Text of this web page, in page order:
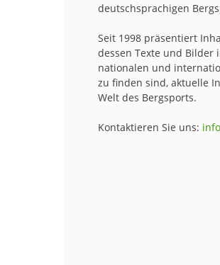
deutschsprachigen
Seit 1998 präsentiert
dessen Texte und Bilder
nationalen und
zu finden sind, aktuelle
Welt des Bergsports.
Kontaktieren Sie uns: